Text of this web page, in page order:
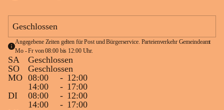
Geschlossen
Angegebene Zeiten gelten für Post und Bürgerservice. Parteienverkehr Gemeindeamt
Mo - Fr von 08:00 bis 12:00 Uhr.
SA
Geschlossen
SO
Geschlossen
MO 08:00 - 12:00
14:00
- 17:00
DI
08:00 - 12:00
14:00
- 17:00